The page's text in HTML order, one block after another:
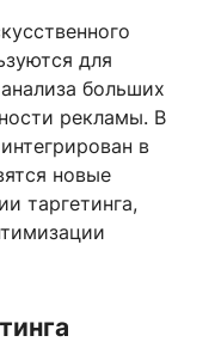
для
больших
рекламы. В
в
новые
таргетинга,